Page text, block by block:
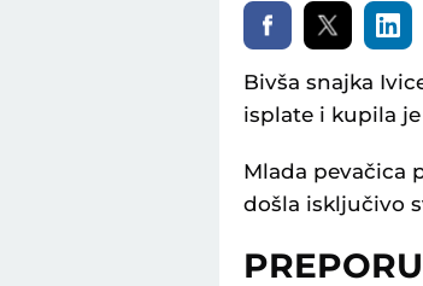
Bivša snajka
isplate i kupila
Mlada pevačica
došla isključivo